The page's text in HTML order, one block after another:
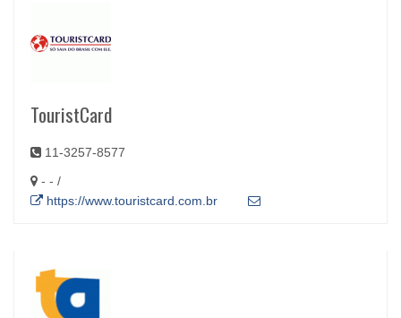
TouristCard
11-3257-8577
- - /
https://www.touristcard.com.br